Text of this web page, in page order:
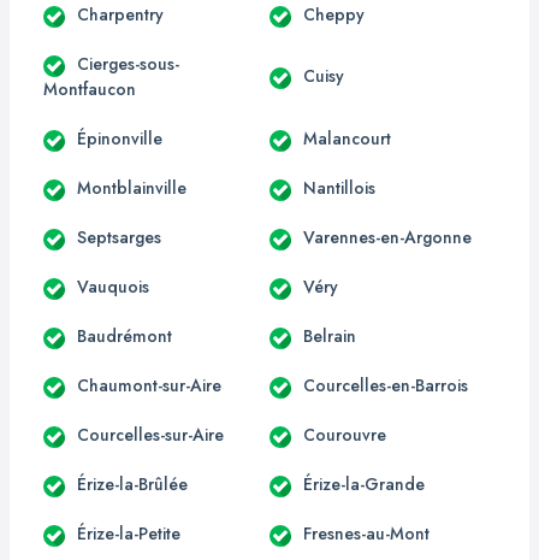
Charpentry Cheppy
Cierges-sous-
Montfaucon
Cuisy
Épinonville Malancourt
Montblainville Nantillois
Septsarges Varennes-en-Argonne
Vauquois Véry
Baudrémont Belrain
Chaumont-sur-Aire Courcelles-en-Barrois
Courcelles-sur-Aire Courouvre
Érize-la-Brûlée Érize-la-Grande
Érize-la-Petite Fresnes-au-Mont